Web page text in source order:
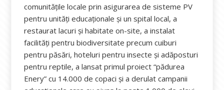
comunitățile locale prin asigurarea de sisteme PV
pentru unități educaționale și un spital local, a
restaurat lacuri și habitate on-site, a instalat
facilități pentru biodiversitate precum cuiburi
pentru păsări, hoteluri pentru insecte și adăposturi
pentru reptile, a lansat primul proiect “pădurea
Enery” cu 14.000 de copaci și a derulat campanii